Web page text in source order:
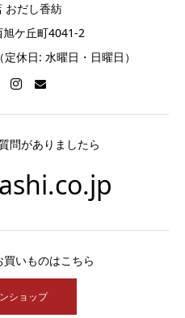
おだし香紡
ケ丘町4041-2
休日: 水曜日・日曜日）
問がありましたら
いものはこちら
ショップ